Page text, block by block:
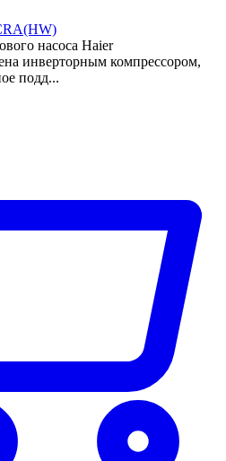
насоса Haier
инверторным компрессором,
подд...